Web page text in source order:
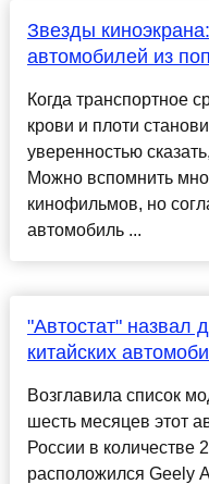
Звезды
автомобилей из
Когда транспортное
крови и плоти
уверенностью
Можно вспомнить
кинофильмов, но
автомобиль ...
"Автостат" назвал
китайских
Возглавила список
шесть месяцев этот
России в количестве
расположился Geely